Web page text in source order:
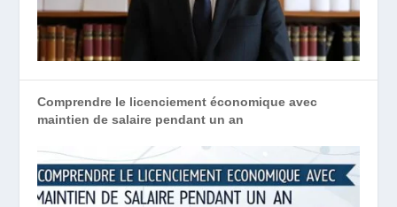
Comprendre le licenciement économique avec
maintien de salaire pendant un an